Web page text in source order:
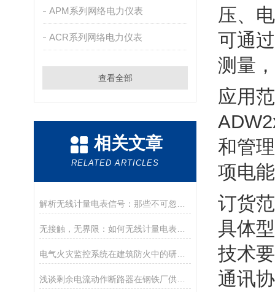
APM系列网络电力仪表
ACR系列网络电力仪表
查看全部
相关文章
RELATED ARTICLES
电气火灾监控系统在建筑防火中的研究与应用
浅谈剩余电流动作断路器在钢铁厂供电系统改造中的应用
压、
可通
测量
应用
和管
项电
订货
具体
技术
通讯